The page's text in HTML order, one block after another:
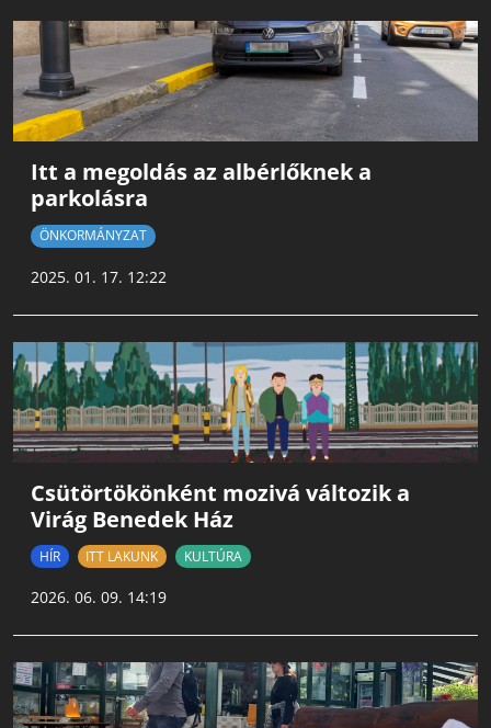
Itt a megoldás az albérlőknek a
parkolásra
ÖNKORMÁNYZAT
2025. 01. 17. 12:22
Csütörtökönként mozivá változik a
Virág Benedek Ház
HÍR ITT LAKUNK KULTÚRA
2026. 06. 09. 14:19